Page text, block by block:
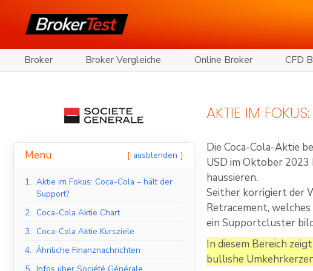
Broker Broker Vergleiche Online Broker CFD
Menu ausblenden
1. Aktie im Fokus: Coca-Cola – hält der
Support?
2. Coca-Cola Aktie Chart
3. Coca-Cola Aktie Kursziele
4. Ähnliche Finanznachrichten
AKTIE IM
Die Coca-Cola-Aktie
USD im Oktober 2023
haussieren.
Seither korrigiert der
Retracement,
ein Supportcluster
In diesem Bereich
bullishe